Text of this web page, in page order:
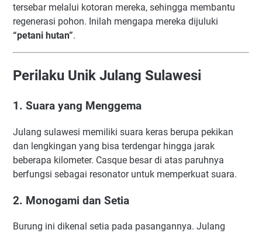
tersebar melalui kotoran mereka, sehingga membantu
regenerasi pohon. Inilah mengapa mereka dijuluki
“petani hutan”.
Perilaku Unik Julang Sulawesi
1. Suara yang Menggema
Julang sulawesi memiliki suara keras berupa pekikan
dan lengkingan yang bisa terdengar hingga jarak
beberapa kilometer. Casque besar di atas paruhnya
berfungsi sebagai resonator untuk memperkuat suara.
2. Monogami dan Setia
Burung ini dikenal setia pada pasangannya. Julang